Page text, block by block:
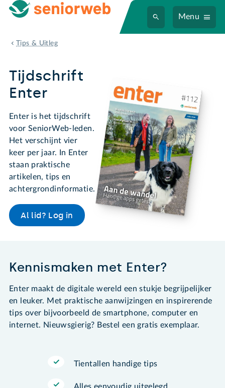
Menu
Tips & Uitleg
Tijdschrift Enter
Tijdschrift
Enter
Enter is het tijdschrift
voor SeniorWeb-leden.
Het verschijnt vier
keer per jaar. In Enter
staan praktische
artikelen, tips en
achtergrondinformatie.
Al lid? Log in
Kennismaken met Enter?
Enter maakt de digitale wereld een stukje begrijpelijker
en leuker. Met praktische aanwijzingen en inspirerende
tips over bijvoorbeeld de smartphone, computer en
internet. Nieuwsgierig? Bestel een gratis exemplaar.
Tientallen handige tips